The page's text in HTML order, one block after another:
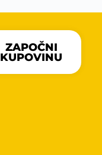
ZAPOČNI
KUPOVINU